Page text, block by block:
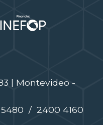
| Montevideo -
5480 / 2400 4160